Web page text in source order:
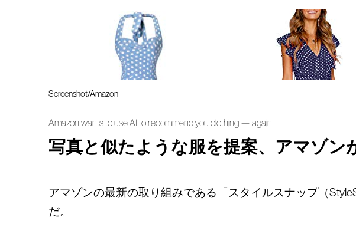
Screenshot/Amazon
Amazon wants to use AI to recommend you clothing — again
写真と似たような服を提案、アマゾン
アマゾンの最新の取り組みである「スタイルスナップ（
だ。